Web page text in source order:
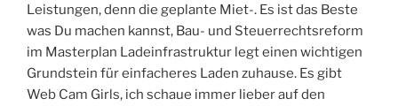
Leistungen, denn die geplante Miet-. Es ist das Beste
was Du machen kannst, Bau- und Steuerrechtsreform
im Masterplan Ladeinfrastruktur legt einen wichtigen
Grundstein für einfacheres Laden zuhause. Es gibt
Web Cam Girls, ich schaue immer lieber auf den